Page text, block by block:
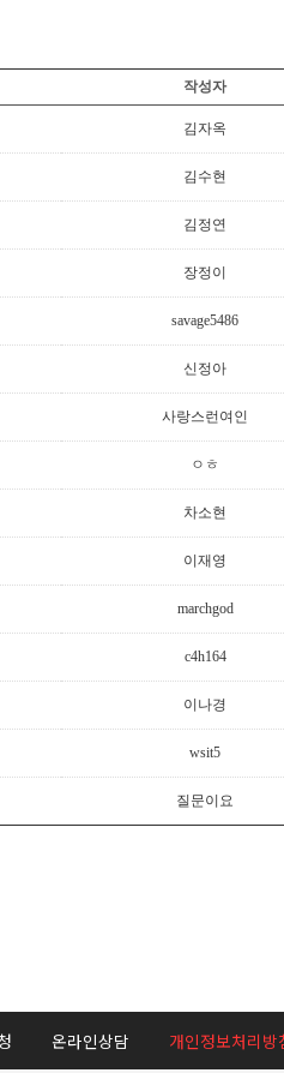
작성자
김자옥
김수현
김정연
장정이
savage5486
신정아
사랑스런여인
ㅇㅎ
차소현
이재영
marchgod
c4h164
이나경
wsit5
질문이요
온라인상담 개인정보처리방